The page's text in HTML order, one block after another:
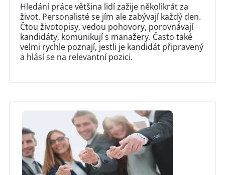
Hledání práce většina lidí zažije několikrát za
život. Personalisté se jím ale zabývají každý den.
Čtou životopisy, vedou pohovory, porovnávají
kandidáty, komunikují s manažery. Často také
velmi rychle poznají, jestli je kandidát připravený
a hlásí se na relevantní pozici.